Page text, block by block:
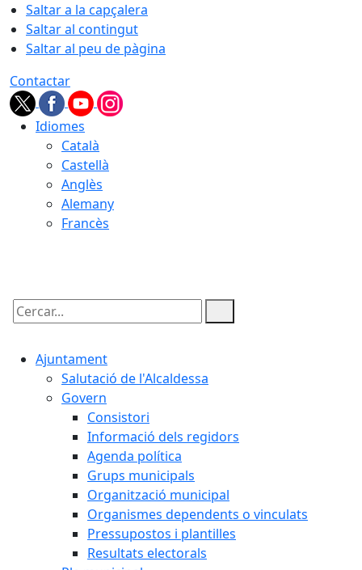
Saltar a la capçalera
Saltar al contingut
Saltar al peu de pàgina
Contactar
Idiomes
Català
Castellà
Anglès
Alemany
Francès
Cercar:
Ajuntament
Salutació de l'Alcaldessa
Govern
Consistori
Informació dels regidors
Agenda política
Grups municipals
Organització municipal
Organismes dependents o vinculats
Pressupostos i plantilles
Resultats electorals